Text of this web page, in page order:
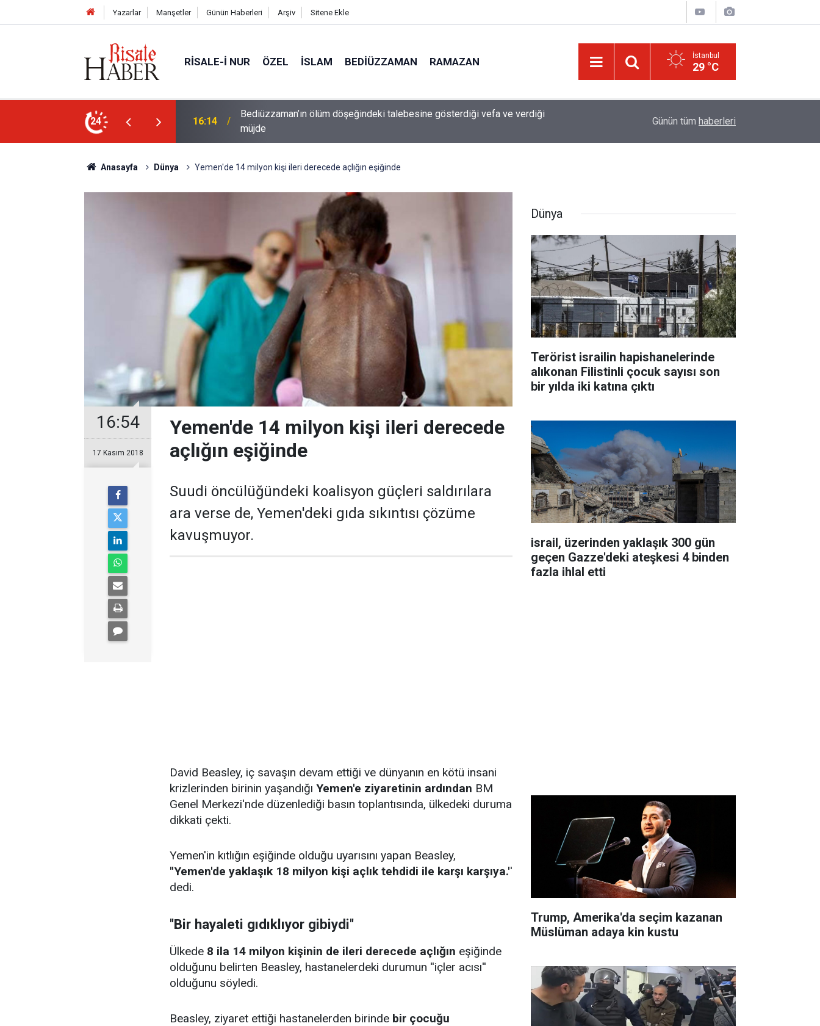
Yazarlar Manşetler Günün Haberleri Arşiv Sitene Ekle
RISALE-I NUR ÖZEL İSLAM BEDIÜZZAMAN RAMAZAN İstanbul
29 °C
24
talebesine gösterdiği vefa ve verdiği
14:57 Meta'ya çocuk güvenliği davasında rekor ceza: 567 milyon dolar ödeyecek Çile çekilen yol!
Günün tüm haberleri
Anasayfa Dünya Yemen'de 14 milyon kişi ileri derecede açlığın eşiğinde
16:54
17 Kasım 2018
Yemen'de 14 milyon kişi ileri derecede
açlığın eşiğinde
Suudi öncülüğündeki koalisyon güçleri saldırılara
ara verse de, Yemen'deki gıda sıkıntısı çözüme
kavuşmuyor.
David Beasley, iç savaşın devam ettiği ve dünyanın en kötü insani
krizlerinden birinin yaşandığı Yemen'e ziyaretinin ardından BM
Genel Merkezi'nde düzenlediği basın toplantısında, ülkedeki duruma
dikkati çekti.
Yemen'in kıtlığın eşiğinde olduğu uyarısını yapan Beasley,
''Yemen'de yaklaşık 18 milyon kişi açlık tehdidi ile karşı karşıya.''
dedi.
''Bir hayaleti gıdıklıyor gibiydi''
Ülkede 8 ila 14 milyon kişinin de ileri derecede açlığın eşiğinde
olduğunu belirten Beasley, hastanelerdeki durumun ''içler acısı''
olduğunu söyledi.
Beasley, ziyaret ettiği hastanelerden birinde bir çocuğu
Dünya
Terörist israilin hapishanelerinde
alıkonan Filistinli çocuk sayısı son
bir yılda iki katına çıktı
israil, üzerinden yaklaşık 300 gün
geçen Gazze'deki ateşkesi 4 binden
fazla ihlal etti
Trump, Amerika'da seçim kazanan
Müslüman adaya kin kustu